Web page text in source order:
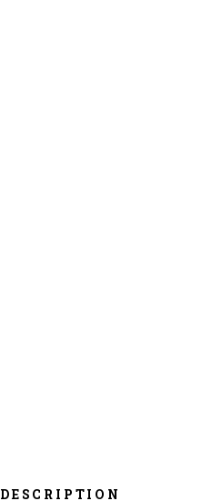
DESCRIPTION